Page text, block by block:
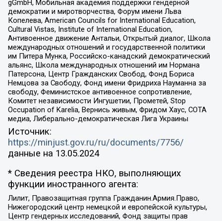
gGmbH, Мобильная академия поддержки гендерной
демократии и миротворчества, Форум имени Льва
Копелева, American Councils for International Education,
Cultural Vistas, Institute of International Education,
Антивоенное движение Антальи, Открытый диалог, Школа
международных отношений и государственной политики
им Питера Мунка, Российско-канадский демократический
альянс, Школа международных отношений им Нормана
Патерсона, Центр Гражданских Свобод, Фонд Бориса
Немцова за Свободу, Фонд имени Фридриха Науманна за
свободу, Феминистское антивоенное сопротивление,
Комитет независимости Ингушетии, Прометей, Stop
Occupation of Karelia, Вернись живым, Фридом Хаус, СОТА
медиа, Либерально-демократическая Лига Украины
Источник:
https://minjust.gov.ru/ru/documents/7756/
данные на 13.05.2024
* Сведения реестра НКО, выполняющих
функции иностранного агента:
Лилит, Правозащитная группа Гражданин.Армия.Право,
Нижегородский центр немецкой и европейской культуры,
Центр гендерных исследований, Фонд защиты прав